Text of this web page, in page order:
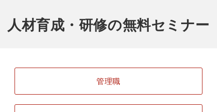
人材育成・研修の無料セミナー
管理職